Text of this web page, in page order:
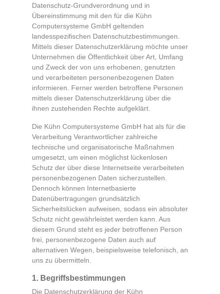
Datenschutz-Grundverordnung und in
Übereinstimmung mit den für die Kühn
Computersysteme GmbH geltenden
landesspezifischen Datenschutzbestimmungen.
Mittels dieser Datenschutzerklärung möchte unser
Unternehmen die Öffentlichkeit über Art, Umfang
und Zweck der von uns erhobenen, genutzten
und verarbeiteten personenbezogenen Daten
informieren. Ferner werden betroffene Personen
mittels dieser Datenschutzerklärung über die
ihnen zustehenden Rechte aufgeklärt.
Die Kühn Computersysteme GmbH hat als für die
Verarbeitung Verantwortlicher zahlreiche
technische und organisatorische Maßnahmen
umgesetzt, um einen möglichst lückenlosen
Schutz der über diese Internetseite verarbeiteten
personenbezogenen Daten sicherzustellen.
Dennoch können Internetbasierte
Datenübertragungen grundsätzlich
Sicherheitslücken aufweisen, sodass ein absoluter
Schutz nicht gewährleistet werden kann. Aus
diesem Grund steht es jeder betroffenen Person
frei, personenbezogene Daten auch auf
alternativen Wegen, beispielsweise telefonisch, an
uns zu übermitteln.
1. Begriffsbestimmungen
Die Datenschutzerklärung der Kühn